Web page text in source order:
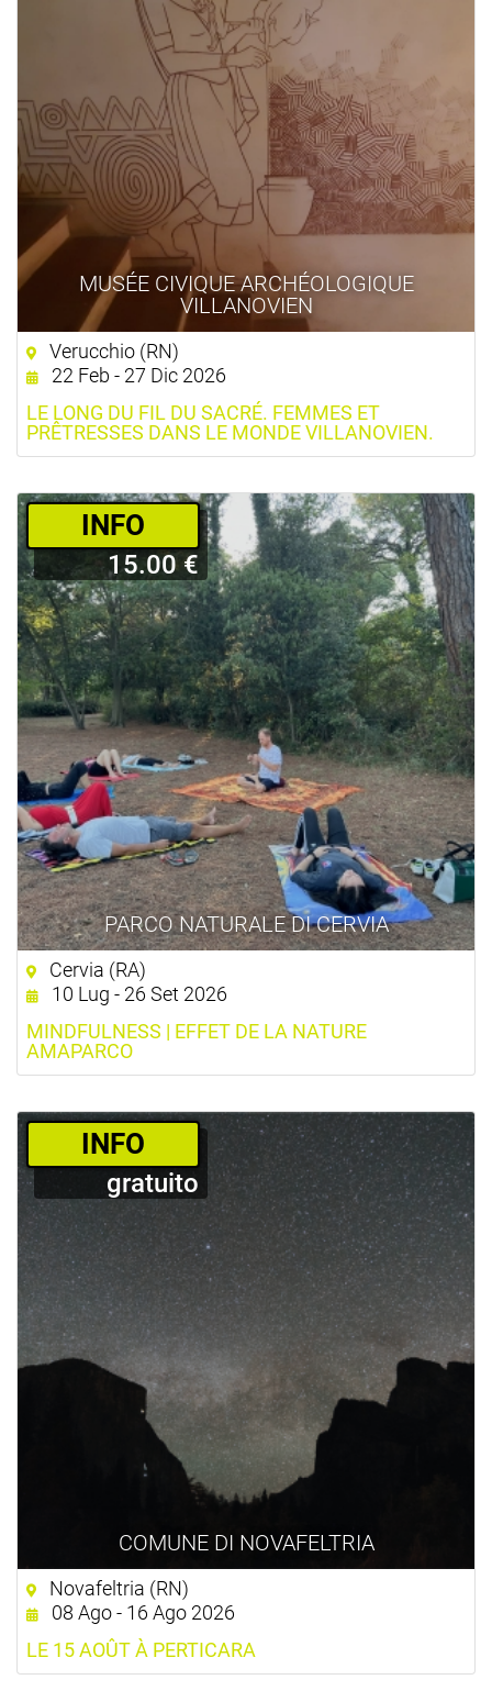
MUSÉE CIVIQUE ARCHÉOLOGIQUE
VILLANOVIEN
Verucchio (RN)
22 Feb - 27 Dic 2026
LE LONG DU FIL DU SACRÉ. FEMMES ET
PRÊTRESSES DANS LE MONDE VILLANOVIEN.
PARCO NATURALE DI CERVIA
­INFO
15.00 €
Cervia (RA)
10 Lug - 26 Set 2026
MINDFULNESS | EFFET DE LA NATURE
AMAPARCO
COMUNE DI NOVAFELTRIA
­INFO
gratuito
Novafeltria (RN)
08 Ago - 16 Ago 2026
LE 15 AOÛT À PERTICARA